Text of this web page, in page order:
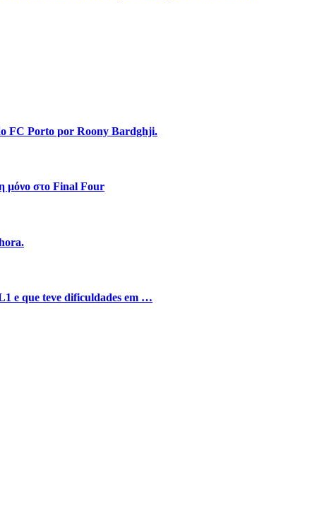
FC Porto por Roony Bardghji.
μόνο στο Final Four
e que teve dificuldades em …